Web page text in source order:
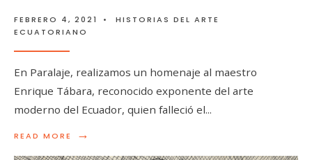
FEBRERO 4, 2021 •
HISTORIAS DEL ARTE
ECUATORIANO
En Paralaje, realizamos un homenaje al maestro
Enrique Tábara, reconocido exponente del arte
moderno del Ecuador, quien falleció el...
READ MORE →